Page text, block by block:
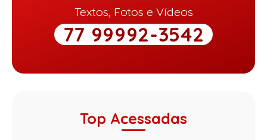
Textos, Fotos e Vídeos
77 99992-3542
Top Acessadas